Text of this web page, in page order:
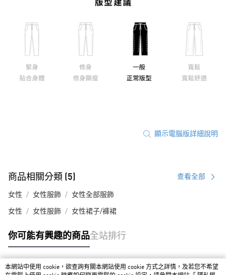
顯示電腦版詳細說明
商品相關分類 (5) 查看全部
女性 女性服飾 女性全部服飾
女性 女性服飾 女性裙子/褲裙
你可能有興趣的商品全站排行
本網站中使用 cookie，欲查詢有關本網站使用 cookie 方式之詳情，及若您不希望